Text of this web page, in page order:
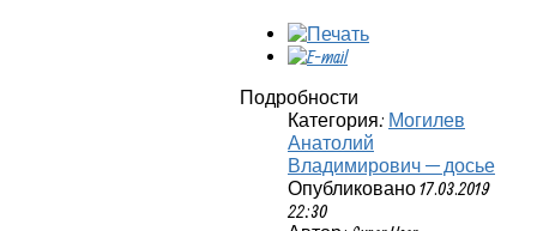
Подробности
Категория: Могилев
Анатолий
Владимирович — досье
Опубликовано 17.03.2019
22:30